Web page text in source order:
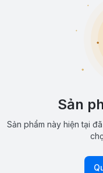
Sản
Sản phẩm này hiện tại